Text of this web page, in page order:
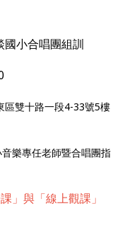
國小合唱團組訓
區雙十路一段4-33號5樓
樂專任老師暨合唱團指
」與「線上觀課」